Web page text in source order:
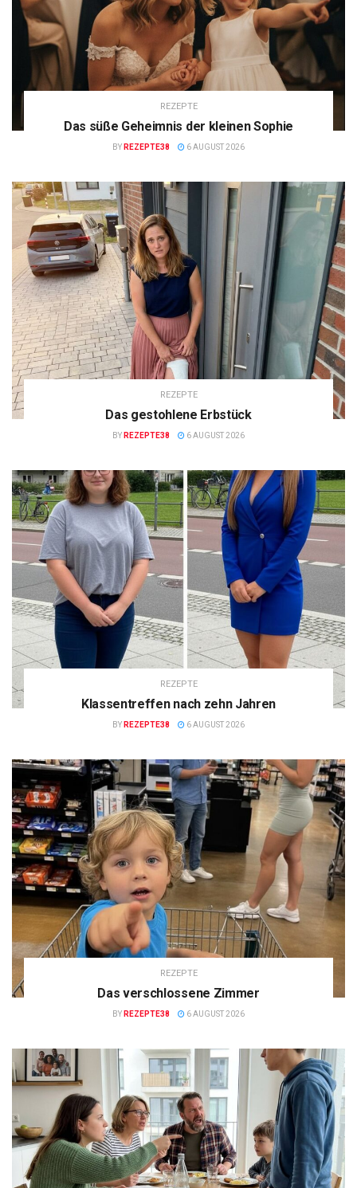
REZEPTE
Das süße Geheimnis der kleinen Sophie
BY REZEPTE38 6 AUGUST 2026
REZEPTE
Das gestohlene Erbstück
BY REZEPTE38 6 AUGUST 2026
REZEPTE
Klassentreffen nach zehn Jahren
BY REZEPTE38 6 AUGUST 2026
REZEPTE
Das verschlossene Zimmer
BY REZEPTE38 6 AUGUST 2026